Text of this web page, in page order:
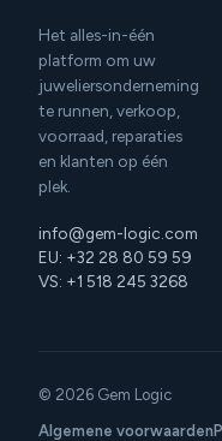
Het alles-in-één
platform om uw
juweliersonderneming
te runnen, verkoop,
voorraad, reparaties
en klanten op één
plek.
info@gem-logic.com
EU: +32 28 80 59 59
VS: +1 518 245 3268
© 2026 Gem Logic
Algemene voorwaarden